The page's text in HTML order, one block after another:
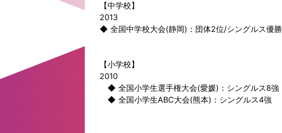
【中学校】
2013
◆ 全国中学校大会(静岡)：団体2位/シングルス優勝
【小学校】
2010
◆ 全国小学生選手権大会(愛媛)：シングルス8強
◆ 全国小学生ABC大会(熊本)：シングルス4強